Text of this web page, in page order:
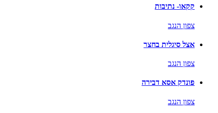
קקאו- נתיבות
צפון הנגב
אצל סיגלית בחצר
צפון הנגב
פונדק אסא דבירה
צפון הנגב